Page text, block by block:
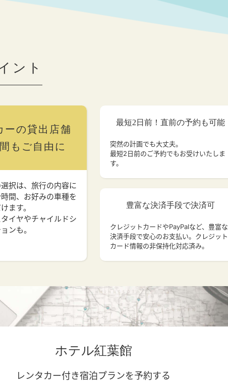
ント
ーの貸出店舗
もご自由に
択は、旅行の内容に
間、お好みの車種を
ます。
イヤやチャイルドシ
ンも。
最短2日前！直前の予約も可能
突然の計画でも大丈夫。
最短2日前のご予約でもお受けいたしま
す。
豊富な決済手段で決済可
クレジットカードやPayPalなど、豊富な
決済手段で安心のお支払い。クレジット
カード情報の非保持化対応済み。
ホテル紅葉館
レンタカー付き宿泊プランを予約する